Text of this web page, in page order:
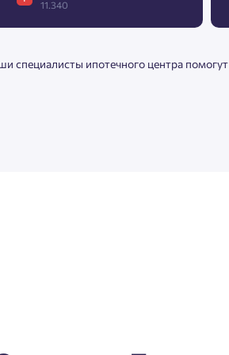
11.340
специалисты ипотечного центра помогут